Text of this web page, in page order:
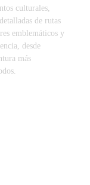
culturales,
de rutas
emblemáticos y
desde
más